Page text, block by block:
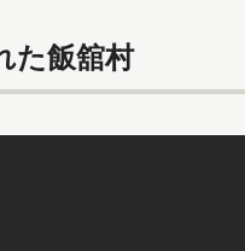
た飯舘村